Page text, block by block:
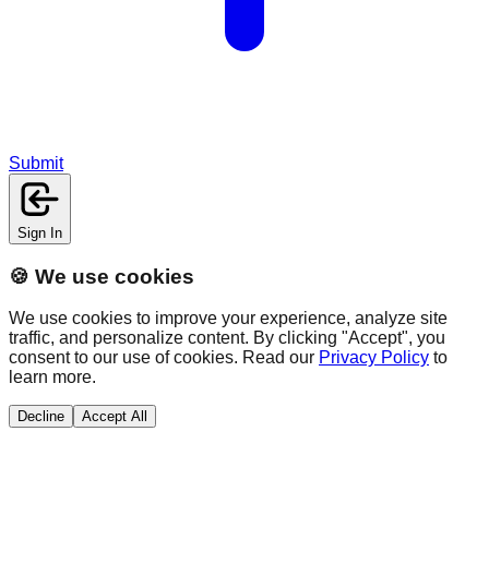
Submit
Sign In
🍪 We use cookies
We use cookies to improve your experience, analyze site
traffic, and personalize content. By clicking "Accept", you
consent to our use of cookies. Read our Privacy Policy to
learn more.
Decline Accept All